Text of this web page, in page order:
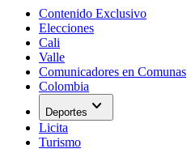
Contenido Exclusivo
Elecciones
Cali
Valle
Comunicadores en Comunas
Colombia
Deportes expand_more
Licita
Turismo